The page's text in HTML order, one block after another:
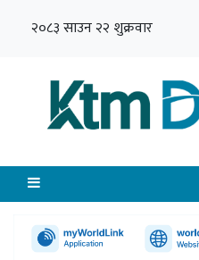
२०८३ साउन २२ शुक्रवार